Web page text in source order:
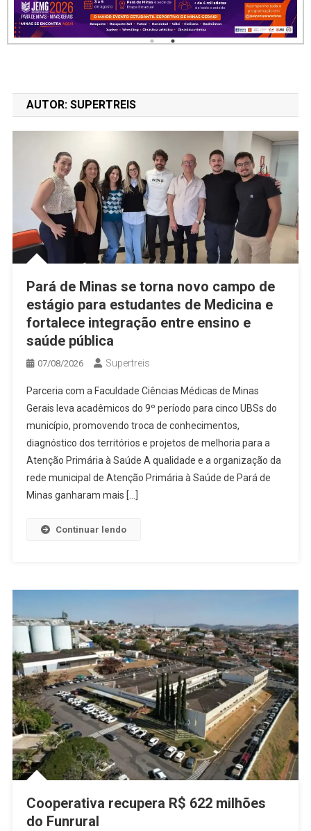
AUTOR: SUPERTREIS
Pará de Minas se torna novo campo de
estágio para estudantes de Medicina e
fortalece integração entre ensino e
saúde pública
07/08/2026 Supertreis
Parceria com a Faculdade Ciências Médicas de Minas
Gerais leva acadêmicos do 9º período para cinco UBSs do
município, promovendo troca de conhecimentos,
diagnóstico dos territórios e projetos de melhoria para a
Atenção Primária à Saúde A qualidade e a organização da
rede municipal de Atenção Primária à Saúde de Pará de
Minas ganharam mais […]
Continuar lendo
Cooperativa recupera R$ 622 milhões
do Funrural